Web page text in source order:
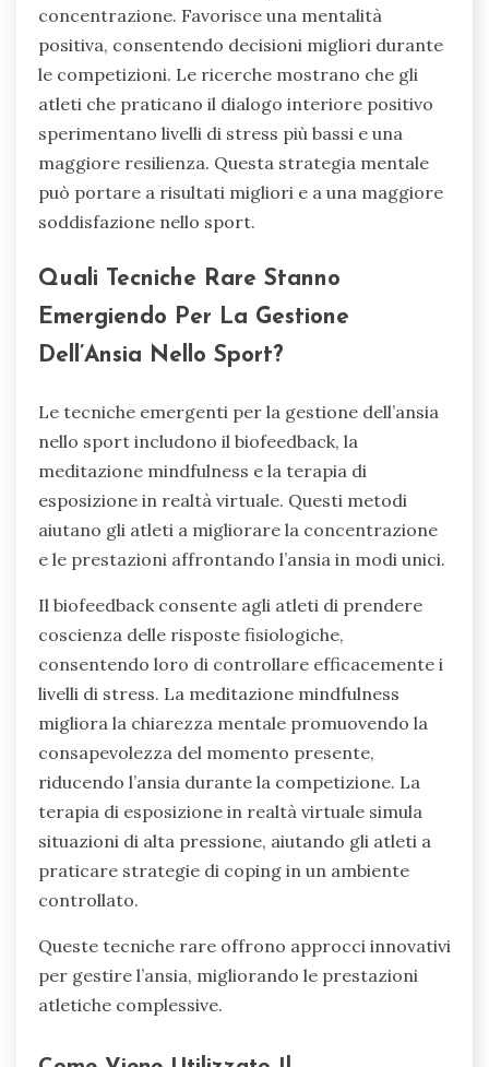
concentrazione. Favorisce una mentalità
positiva, consentendo decisioni migliori durante
le competizioni. Le ricerche mostrano che gli
atleti che praticano il dialogo interiore positivo
sperimentano livelli di stress più bassi e una
maggiore resilienza. Questa strategia mentale
può portare a risultati migliori e a una maggiore
soddisfazione nello sport.
Quali Tecniche Rare Stanno
Emergiendo Per La Gestione
Dell’Ansia Nello Sport?
Le tecniche emergenti per la gestione dell’ansia
nello sport includono il biofeedback, la
meditazione mindfulness e la terapia di
esposizione in realtà virtuale. Questi metodi
aiutano gli atleti a migliorare la concentrazione
e le prestazioni affrontando l’ansia in modi unici.
Il biofeedback consente agli atleti di prendere
coscienza delle risposte fisiologiche,
consentendo loro di controllare efficacemente i
livelli di stress. La meditazione mindfulness
migliora la chiarezza mentale promuovendo la
consapevolezza del momento presente,
riducendo l’ansia durante la competizione. La
terapia di esposizione in realtà virtuale simula
situazioni di alta pressione, aiutando gli atleti a
praticare strategie di coping in un ambiente
controllato.
Queste tecniche rare offrono approcci innovativi
per gestire l’ansia, migliorando le prestazioni
atletiche complessive.